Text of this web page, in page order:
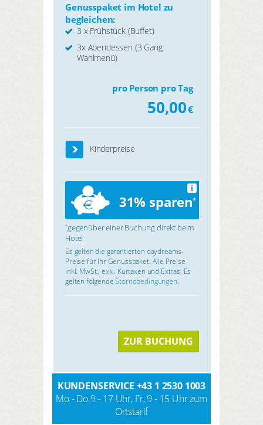
Genusspaket im Hotel zu
begleichen:
3 x Frühstück (Buffet)
3x Abendessen (3 Gang
Wahlmenü)
pro Person pro Tag
50,00€
Kinderpreise
31% sparen*
i
*gegenüber einer Buchung direkt beim
Hotel
Es gelten die garantierten daydreams-
Preise für Ihr Genusspaket. Alle Preise
inkl. MwSt., exkl. Kurtaxen und Extras. Es
gelten folgendeStornobedingungen.
ZUR BUCHUNG
KUNDENSERVICE +43 1 2530 1003
Mo - Do 9 - 17 Uhr, Fr, 9 - 15 Uhr zum
Ortstarif